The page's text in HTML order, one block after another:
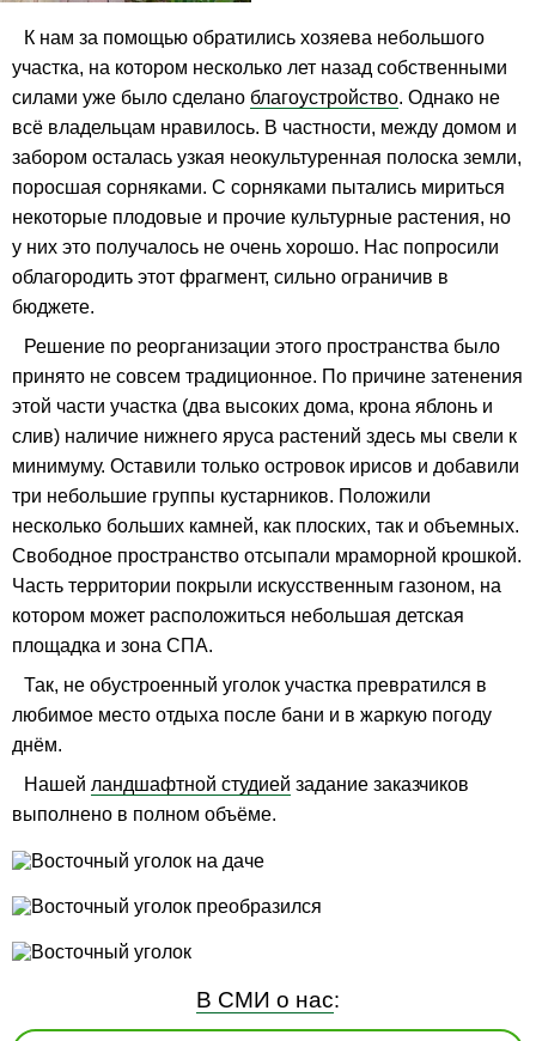
К нам за помощью обратились хозяева небольшого
участка, на котором несколько лет назад собственными
силами уже было сделано благоустройство. Однако не
всё владельцам нравилось. В частности, между домом и
забором осталась узкая неокультуренная полоска земли,
поросшая сорняками. С сорняками пытались мириться
некоторые плодовые и прочие культурные растения, но
у них это получалось не очень хорошо. Нас попросили
облагородить этот фрагмент, сильно ограничив в
бюджете.
Решение по реорганизации этого пространства было
принято не совсем традиционное. По причине затенения
этой части участка (два высоких дома, крона яблонь и
слив) наличие нижнего яруса растений здесь мы свели к
минимуму. Оставили только островок ирисов и добавили
три небольшие группы кустарников. Положили
несколько больших камней, как плоских, так и объемных.
Свободное пространство отсыпали мраморной крошкой.
Часть территории покрыли искусственным газоном, на
котором может расположиться небольшая детская
площадка и зона СПА.
Так, не обустроенный уголок участка превратился в
любимое место отдыха после бани и в жаркую погоду
днём.
Нашей ландшафтной студией задание заказчиков
выполнено в полном объёме.
В СМИ о нас: